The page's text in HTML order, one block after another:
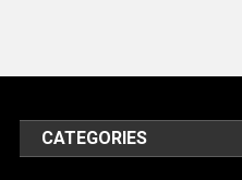
CATEGORIES